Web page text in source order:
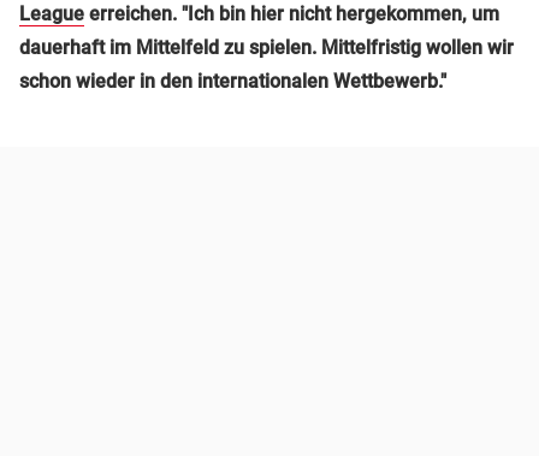
League erreichen. "Ich bin hier nicht hergekommen, um
dauerhaft im Mittelfeld zu spielen. Mittelfristig wollen wir
schon wieder in den internationalen Wettbewerb."